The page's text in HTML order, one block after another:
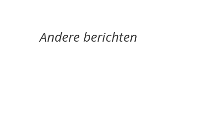
Andere berichten